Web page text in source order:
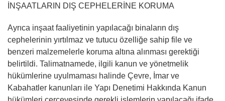
İNŞAATLARIN DIŞ CEPHELERİNE KORUMA
Ayrıca inşaat faaliyetinin yapılacağı binaların dış
cephelerinin yırtılmaz ve tutucu özelliğe sahip file ve
benzeri malzemelerle koruma altına alınması gerektiği
belirtildi. Talimatnamede, ilgili kanun ve yönetmelik
hükümlerine uyulmaması halinde Çevre, İmar ve
Kabahatler kanunları ile Yapı Denetimi Hakkında Kanun